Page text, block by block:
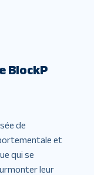
BlockP
de
et
qui se
leur